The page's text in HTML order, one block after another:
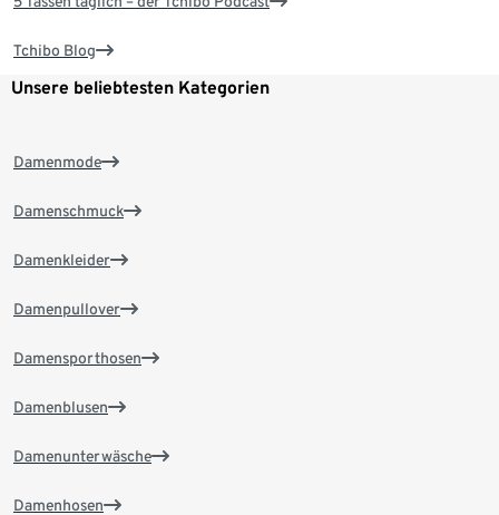
Tchibo Blog
Unsere beliebtesten Kategorien
Damenmode
Damenschmuck
Damenkleider
Damenpullover
Damensporthosen
Damenblusen
Damenunterwäsche
Damenhosen